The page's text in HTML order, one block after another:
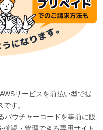
サービスを前払い型で提
す。
バウチャーコードを事前に販